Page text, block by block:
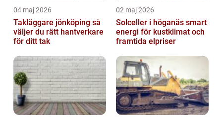
04 maj 2026
Takläggare jönköping så
väljer du rätt hantverkare
för ditt tak
02 maj 2026
Solceller i höganäs smart
energi för kustklimat och
framtida elpriser